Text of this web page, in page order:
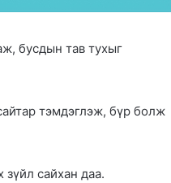
бусдын тав тухыг
тэмдэглэж, бүр болж
сайхан даа.